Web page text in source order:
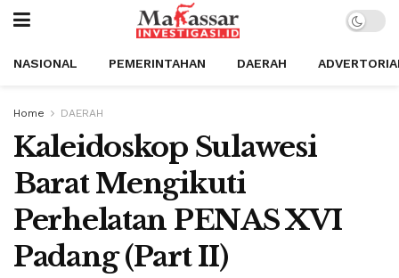
NASIONAL PEMERINTAHAN DAERAH
Home DAERAH
Kaleidoskop Sulawesi
Barat Mengikuti
Perhelatan PENAS XVI
Padang (Part II)